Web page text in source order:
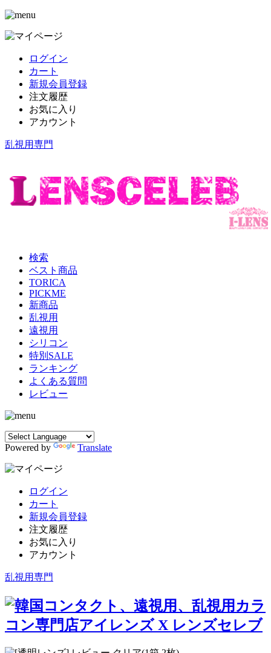
ログイン
カート
新規会員登録
注文履歴
お気に入り
アカウント
乱視用専門
検索
ベスト商品
TORICA
PICKME
新商品
乱視用
遠視用
シリコン
特別SALE
ランキング
よくある質問
レビュー
Powered by Translate
ログイン
カート
新規会員登録
注文履歴
お気に入り
アカウント
乱視用専門